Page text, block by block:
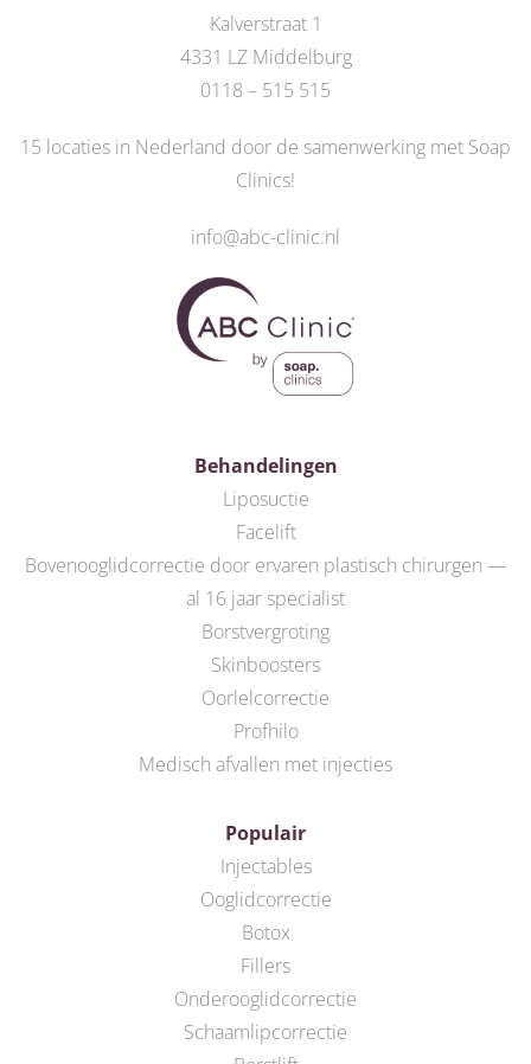
Kalverstraat 1
4331 LZ Middelburg
0118 – 515 515
15 locaties in Nederland door de samenwerking met Soap
Clinics!
info@abc-clinic.nl
Behandelingen
Liposuctie
Facelift
Bovenooglidcorrectie door ervaren plastisch chirurgen —
al 16 jaar specialist
Borstvergroting
Skinboosters
Oorlelcorrectie
Profhilo
Medisch afvallen met injecties
Populair
Injectables
Ooglidcorrectie
Botox
Fillers
Onderooglidcorrectie
Schaamlipcorrectie